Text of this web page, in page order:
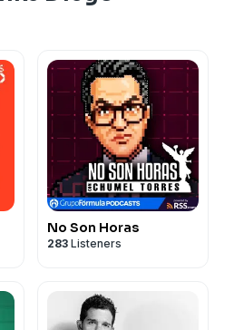
No Son Horas
283 Listeners